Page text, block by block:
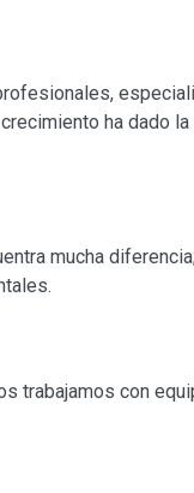
ha dado
mucha
trabajamos con